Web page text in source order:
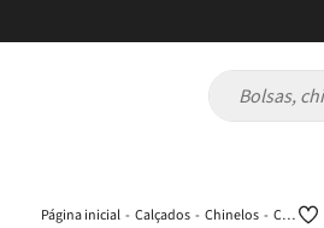
Bolsas,
Calçados Chinelos Chinelo Petite Jolie Plus II Tomate PJ7522II